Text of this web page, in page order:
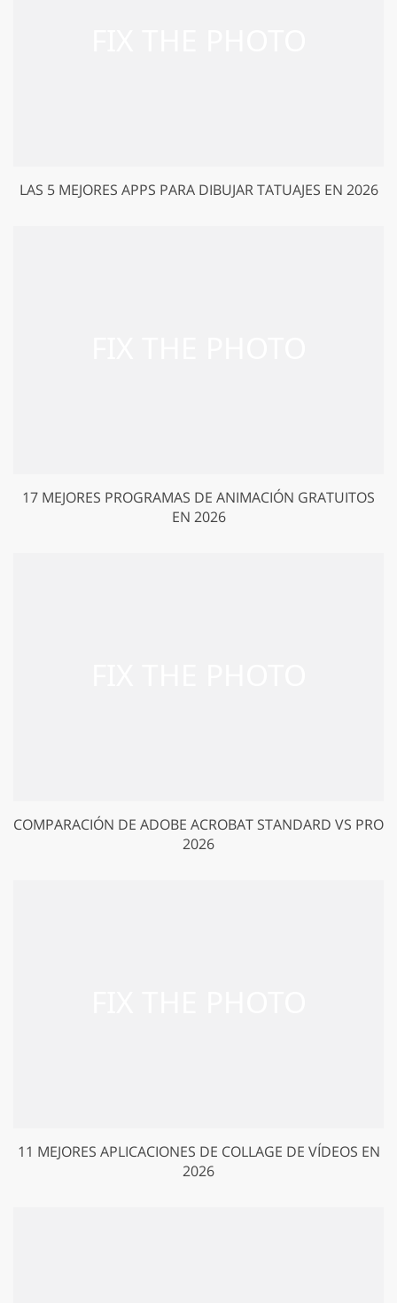
LAS 5 MEJORES APPS PARA DIBUJAR TATUAJES EN 2026
17 MEJORES PROGRAMAS DE ANIMACIÓN GRATUITOS
EN 2026
COMPARACIÓN DE ADOBE ACROBAT STANDARD VS PRO
2026
11 MEJORES APLICACIONES DE COLLAGE DE VÍDEOS EN
2026